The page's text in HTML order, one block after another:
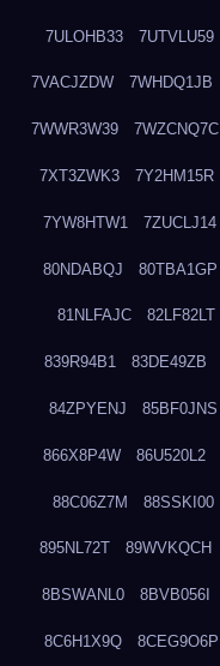
7ULOHB33 7UTVLU59
7VACJZDW 7WHDQ1JB
7WWR3W39 7WZCNQ7C
7XT3ZWK3 7Y2HM15R
7YW8HTW1 7ZUCLJ14
80NDABQJ 80TBA1GP
81NLFAJC 82LF82LT
839R94B1 83DE49ZB
84ZPYENJ 85BF0JNS
866X8P4W 86U520L2
88C06Z7M 88SSKI00
895NL72T 89WVKQCH
8BSWANL0 8BVB056I
8C6H1X9Q 8CEG9O6P